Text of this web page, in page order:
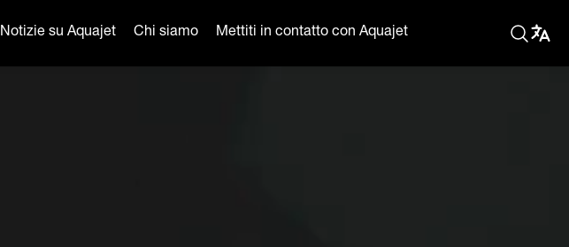
Notizie su Aquajet Chi siamo Mettiti in contatto con Aquajet